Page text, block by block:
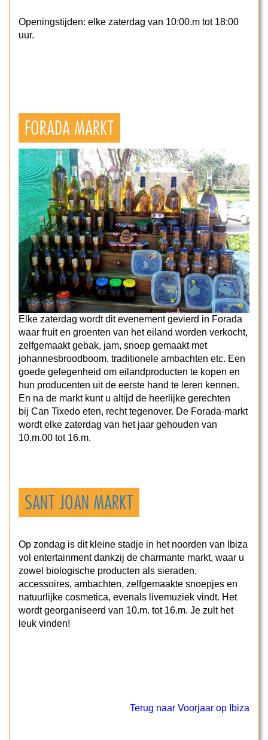
Openingstijden: elke zaterdag van 10:00.m tot 18:00
uur.
FORADA MARKT
Elke zaterdag wordt dit evenement gevierd in Forada
waar fruit en groenten van het eiland worden verkocht,
zelfgemaakt gebak, jam, snoep gemaakt met
johannesbroodboom, traditionele ambachten etc. Een
goede gelegenheid om eilandproducten te kopen en
hun producenten uit de eerste hand te leren kennen.
En na de markt kunt u altijd de heerlijke gerechten
bij Can Tixedo eten, recht tegenover. De Forada-markt
wordt elke zaterdag van het jaar gehouden van
10.m.00 tot 16.m.
SANT JOAN MARKT
Op zondag is dit kleine stadje in het noorden van Ibiza
vol entertainment dankzij de charmante markt, waar u
zowel biologische producten als sieraden,
accessoires, ambachten, zelfgemaakte snoepjes en
natuurlijke cosmetica, evenals livemuziek vindt. Het
wordt georganiseerd van 10.m. tot 16.m. Je zult het
leuk vinden!
Terug naar Voorjaar op Ibiza